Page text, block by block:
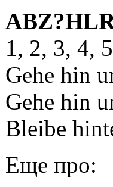
1, 2, 3, 4,
Gehe hin
Gehe hin
Bleibe
Еще про: